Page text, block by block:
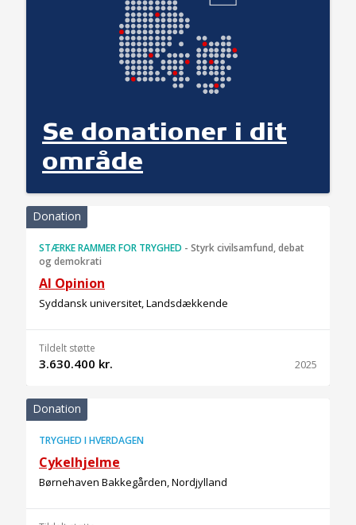
Se donationer i dit
område
Donation
STÆRKE RAMMER FOR TRYGHED - Styrk civilsamfund, debat
og demokrati
AI Opinion
Syddansk universitet, Landsdækkende
Tildelt støtte
3.630.400 kr. 2025
Donation
TRYGHED I HVERDAGEN
Cykelhjelme
Børnehaven Bakkegården, Nordjylland